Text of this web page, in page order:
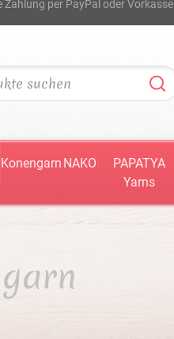
Zahlung per PayPal oder Vorkasse
Konengarn NAKO
PAPATYA
Yarns